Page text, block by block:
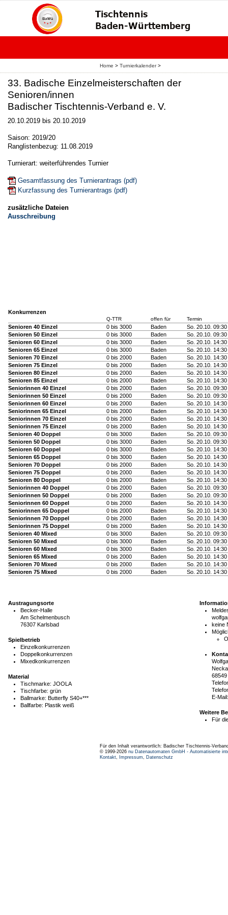
Home > Turnierkalender>
33. Badische Einzelmeisterschaften der
Senioren/innen
Badischer Tischtennis-Verband e. V.
20.10.2019 bis 20.10.2019
Saison: 2019/20
Ranglistenbezug: 11.08.2019
Turnierart: weiterführendes Turnier
Gesamtfassung des Turnierantrags (pdf)
Kurzfassung des Turnierantrags (pdf)
zusätzliche Dateien
Ausschreibung
Konkurrenzen
Q-TTR offen für Termin
Senioren 40 Einzel 0 bis 3000 Baden
So. 20.10.
Senioren 50 Einzel
0 bis 3000 Baden
So. 20.10.
Senioren 60 Einzel
0 bis 3000 Baden
So. 20.10.
Senioren 65 Einzel
0 bis 3000 Baden
So. 20.10.
Senioren 70 Einzel
0 bis 2000 Baden
So. 20.10.
Senioren 75 Einzel
0 bis 2000 Baden
So. 20.10.
Senioren 80 Einzel
0 bis 2000 Baden
So. 20.10.
Senioren 85 Einzel
0 bis 2000 Baden
So. 20.10.
Seniorinnen 40 Einzel
0 bis 2000 Baden
So. 20.10.
Seniorinnen 50 Einzel
0 bis 2000 Baden
So. 20.10.
Seniorinnen 60 Einzel
0 bis 2000 Baden
So. 20.10.
Seniorinnen 65 Einzel
0 bis 2000 Baden
So. 20.10.
Seniorinnen 70 Einzel
0 bis 2000 Baden
So. 20.10.
Seniorinnen 75 Einzel
0 bis 2000 Baden
So. 20.10.
Senioren 40 Doppel
0 bis 3000 Baden
So. 20.10.
Senioren 50 Doppel
0 bis 3000 Baden
So. 20.10.
Senioren 60 Doppel
0 bis 3000 Baden
So. 20.10.
Senioren 65 Doppel
0 bis 3000 Baden
So. 20.10.
Senioren 70 Doppel
0 bis 2000 Baden
So. 20.10.
Senioren 75 Doppel
0 bis 2000 Baden
So. 20.10.
Senioren 80 Doppel
0 bis 2000 Baden
So. 20.10.
Seniorinnen 40 Doppel
0 bis 2000 Baden
So. 20.10.
Seniorinnen 50 Doppel
0 bis 2000 Baden
So. 20.10.
Seniorinnen 60 Doppel
0 bis 2000 Baden
So. 20.10.
Seniorinnen 65 Doppel
0 bis 2000 Baden
So. 20.10.
Seniorinnen 70 Doppel
0 bis 2000 Baden
So. 20.10.
Seniorinnen 75 Doppel
0 bis 2000 Baden
So. 20.10.
Senioren 40 Mixed
0 bis 3000 Baden
So. 20.10.
Senioren 50 Mixed
0 bis 3000 Baden
So. 20.10.
Senioren 60 Mixed
0 bis 3000 Baden
So. 20.10.
Senioren 65 Mixed
0 bis 2000 Baden
So. 20.10.
Senioren 70 Mixed
0 bis 2000 Baden
So. 20.10.
Senioren 75 Mixed
0 bis 2000 Baden So. 20.10.
Austragungsorte
Becker-Halle
Am Schelmenbusch
76307 Karlsbad
Spielbetrieb
Einzelkonkurrenzen
Doppelkonkurrenzen
Mixedkonkurrenzen
Material
Tischmarke: JOOLA
Tischfarbe: grün
Ballmarke: Butterfly S40+***
Ballfarbe: Plastik weiß
keine
E-Mail:
Weitere
Für
Für den Inhalt verantwortlich: Badischer Tischtennis-
© 1999-2026 nu Datenautomaten GmbH - Automatisierte
Kontakt
Impressum Datenschutz